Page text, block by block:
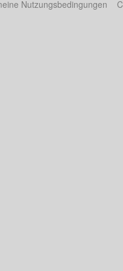
Nutzungsbedingungen